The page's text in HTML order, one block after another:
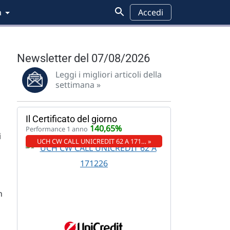
Accedi
Newsletter del 07/08/2026
Leggi i migliori articoli della
settimana »
Il Certificato del giorno
Performance 1 anno 140,65%
UCH CW CALL UNICREDIT 62 A 171… »